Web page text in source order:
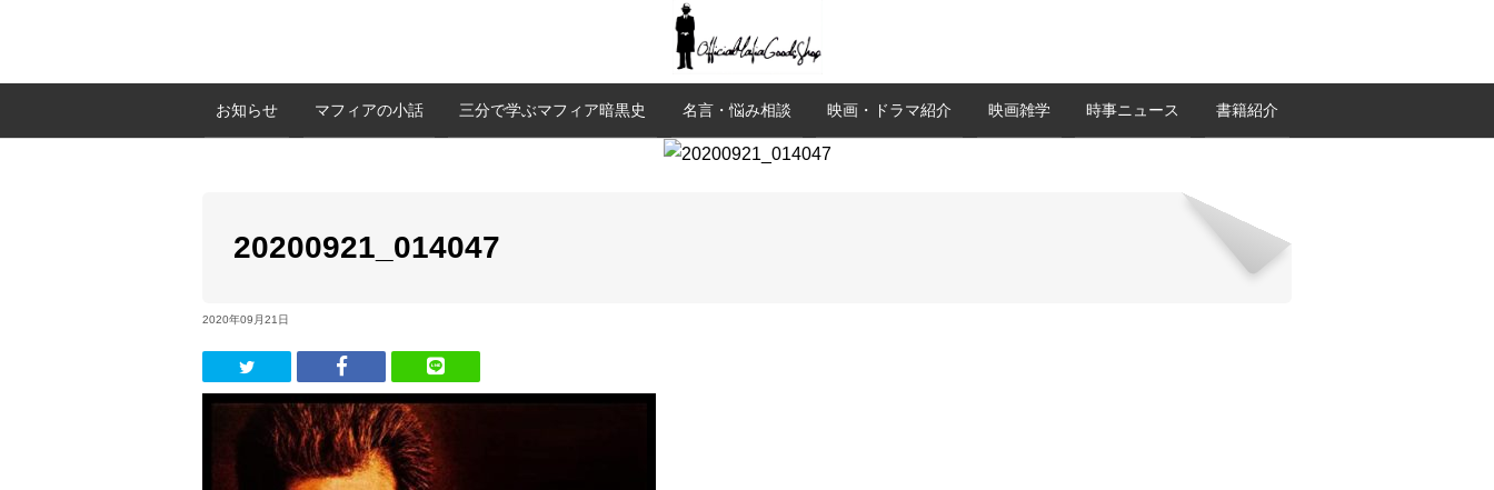
お知らせ マフィアの小話 三分で学ぶマフィア暗黒史 名言・悩み相談 映画・ドラマ紹介 映画雑学 時事ニュース 書籍紹介
20200921_014047
2020年09月21日